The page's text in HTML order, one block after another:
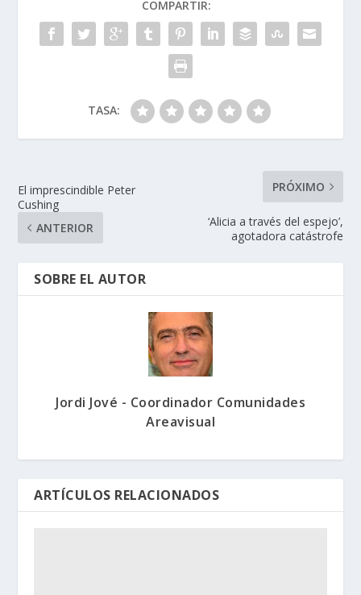
o
k
n p
p
ti
r
COMPARTIR:
TASA:
El imprescindible Peter
Cushing
ANTERIOR
PRÓXIMO
‘Alicia a través del espejo’,
agotadora catástrofe
SOBRE EL AUTOR
Jordi Jové - Coordinador Comunidades
Areavisual
ARTÍCULOS RELACIONADOS